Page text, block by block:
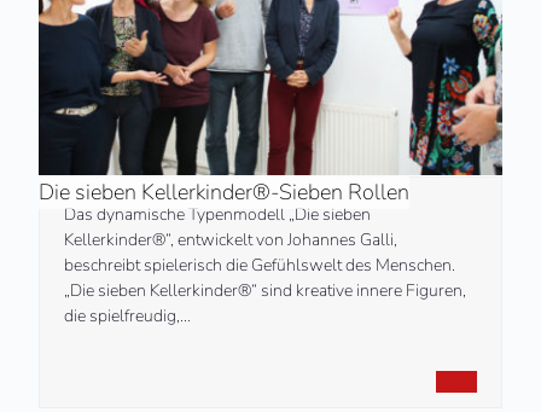
Die sieben Kellerkinder®-Sieben Rollen
Das dynamische Typenmodell „Die sieben
Kellerkinder®“, entwickelt von Johannes Galli,
beschreibt spielerisch die Gefühlswelt des Menschen.
„Die sieben Kellerkinder®“ sind kreative innere Figuren,
die spielfreudig,…